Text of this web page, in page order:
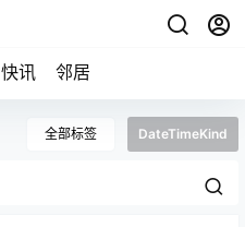
快讯 邻居
全部标签 DateTimeKind